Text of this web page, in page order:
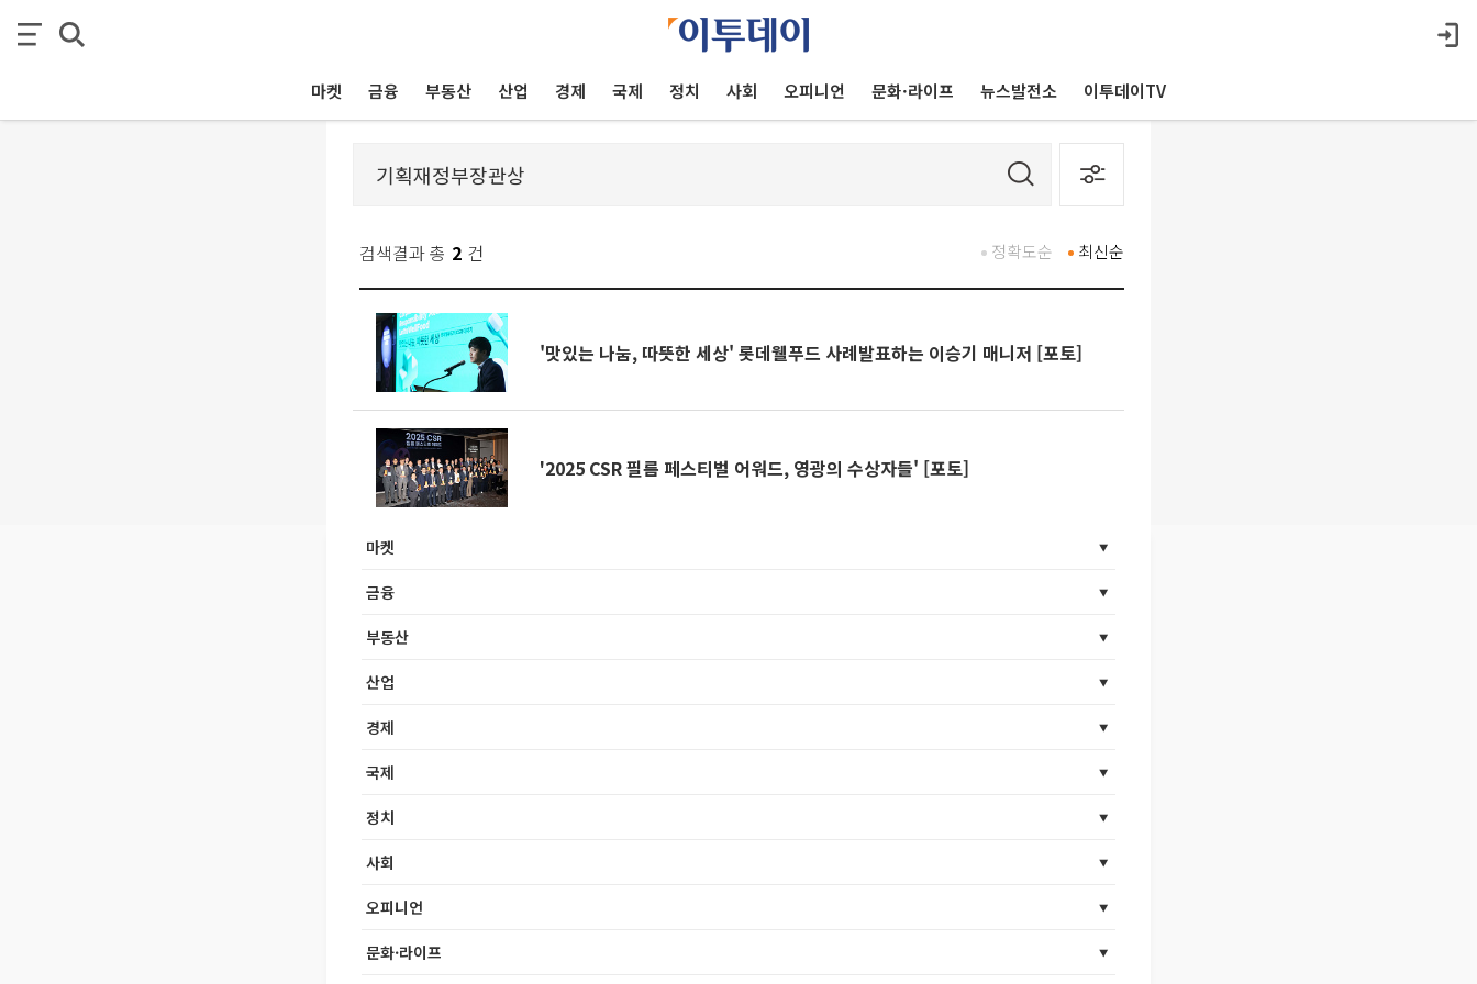
마켓 금융 부동산 산업 경제 국제 정치 사회 오피니언 문화·라이프 뉴스발전소 이투데이TV
검색결과 총 2 건 최신순
정확도순
'맛있는 나눔, 따뜻한 세상' 롯데웰푸드 사례발표하는 이승기 매니저 [포토]
'2025 CSR 필름 페스티벌 어워드, 영광의 수상자들' [포토]
마켓
금융
부동산
산업
경제
국제
정치
사회
오피니언
문화·라이프